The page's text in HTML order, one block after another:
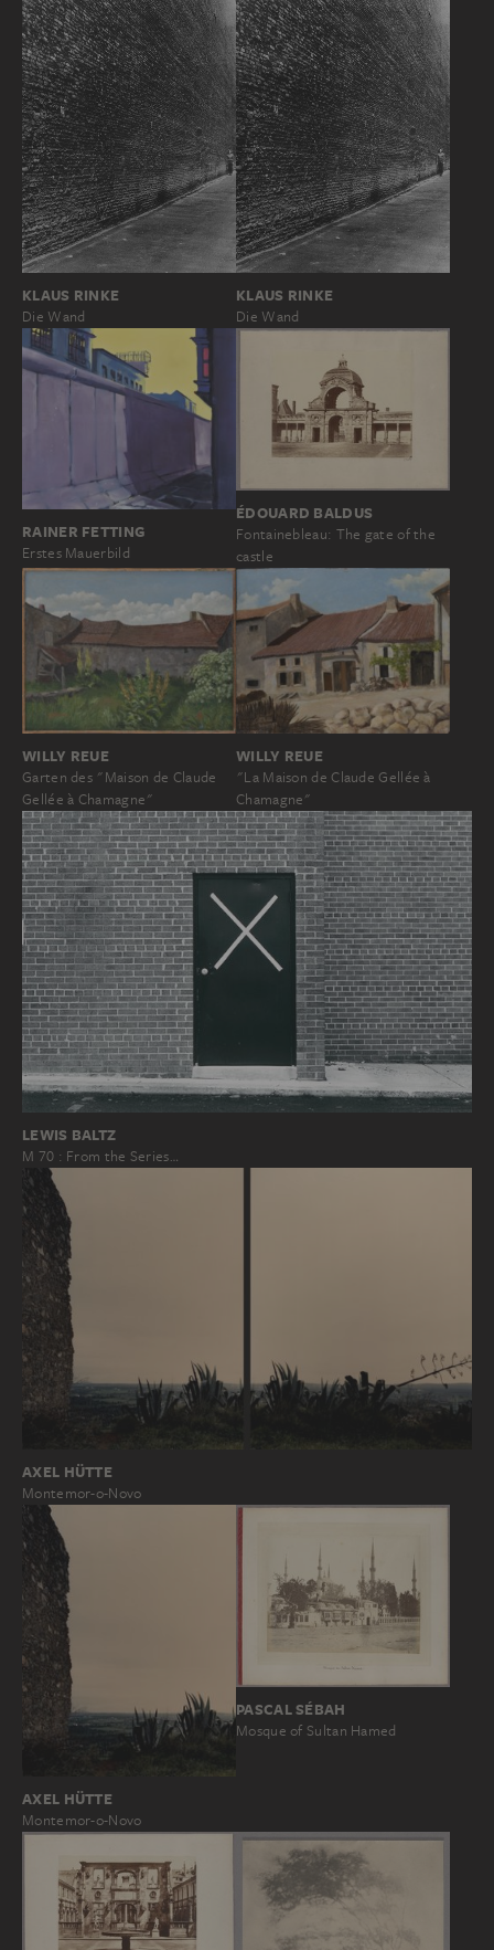
KLAUS RINKE
Die Wand
KLAUS RINKE
Die Wand
RAINER FETTING
Erstes Mauerbild
ÉDOUARD BALDUS
Fontainebleau: The gate of the
castle
WILLY REUE
Garten des "Maison de Claude
Gellée à Chamagne"
WILLY REUE
"La Maison de Claude Gellée à
Chamagne"
LEWIS BALTZ
M 70 : From the Series…
AXEL HÜTTE
Montemor-o-Novo
AXEL HÜTTE
Montemor-o-Novo
PASCAL SÉBAH
Mosque of Sultan Hamed